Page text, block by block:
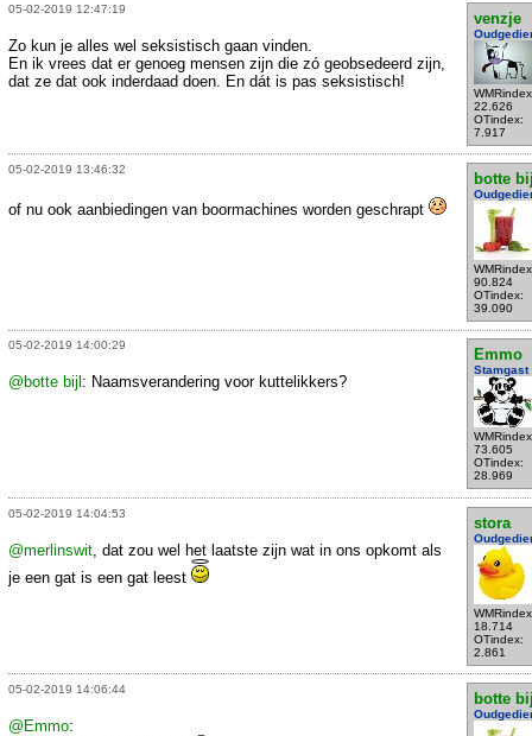
05-02-2019 12:47:19
venzje
22.626
OTindex:
7.917
Zo kun je alles wel seksistisch gaan vinden.
En ik vrees dat er genoeg mensen zijn die zó geobsedeerd zijn,
dat ze dat ook inderdaad doen. En dát is pas seksistisch!
05-02-2019 13:46:32
botte
90.824
OTindex:
39.090
of nu ook aanbiedingen van boormachines worden geschrapt
05-02-2019 14:00:29
Emmo
Stamgast
73.605
OTindex:
28.969
@botte bijl : Naamsverandering voor kuttelikkers?
05-02-2019 14:04:53
stora
18.714
OTindex:
2.861
@merlinswit , dat zou wel het laatste zijn wat in ons opkomt als
je een gat is een gat leest
05-02-2019 14:06:44
botte
@Emmo: